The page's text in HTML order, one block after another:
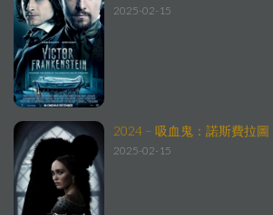
2025-02-15
2024 – 吸血鬼：諾斯費拉圖
2025-02-15